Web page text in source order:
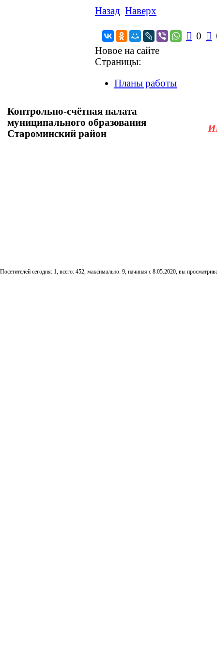
Назад Наверх
 0 
Новое на сайте
Страницы:
Планы работы
Контрольно-счётная палата
муниципального образования
Староминский район
Посетителей сегодня: 1, всего: 452, максимально: 9, начиная с 8.05.2020, вы